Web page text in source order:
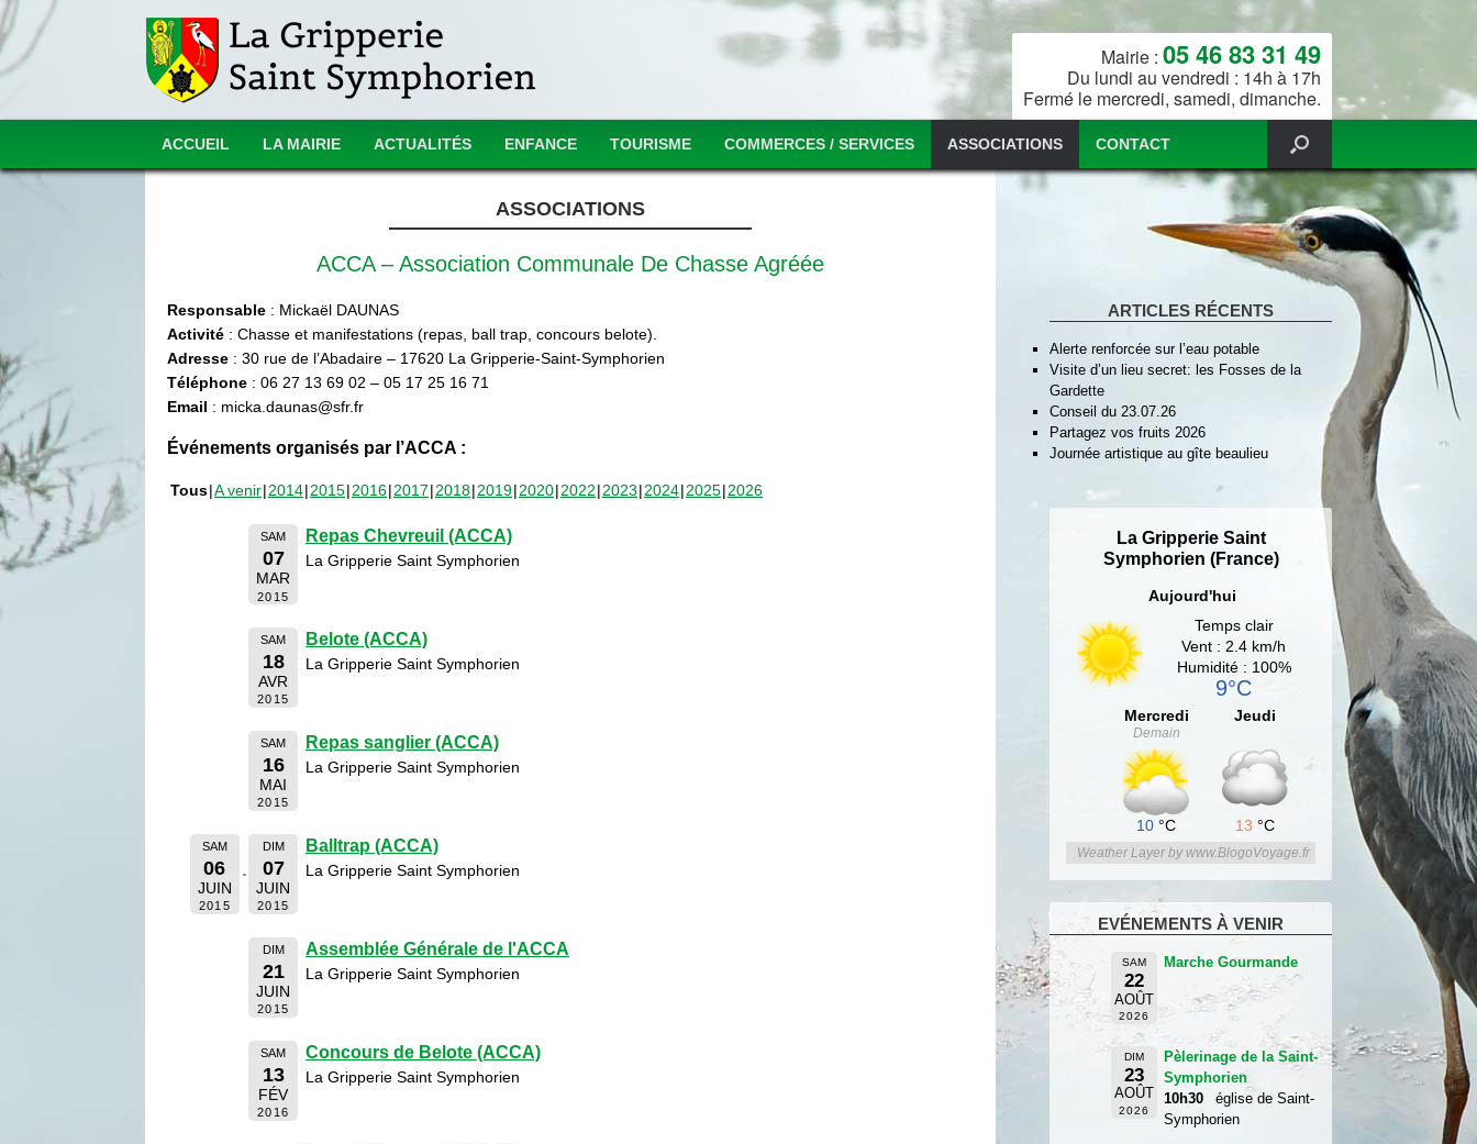
Mairie : 05 46 83 31 49
Du lundi au vendredi : 14h à 17h
Fermé le mercredi, samedi, dimanche.
ACCUEIL LA MAIRIE ACTUALITÉS ENFANCE TOURISME COMMERCES / SERVICES ASSOCIATIONS CONTACT
ASSOCIATIONS
ACCA – Association Communale De Chasse Agréée
Responsable : Mickaël DAUNAS
Activité : Chasse et manifestations (repas, ball trap, concours belote).
Adresse : 30 rue de l’Abadaire – 17620 La Gripperie-Saint-Symphorien
Téléphone : 06 27 13 69 02 – 05 17 25 16 71
Email : micka.daunas@sfr.fr
Événements organisés par l’ACCA :
Tous A venir 2014 2015 2016 2017 2018 2019 2020 2022 2023 2024 2025 2026
SAM
07
MAR
2015
Repas Chevreuil (ACCA)
La Gripperie Saint Symphorien
SAM
18
AVR
2015
Belote (ACCA)
La Gripperie Saint Symphorien
SAM
16
MAI
2015
Repas sanglier (ACCA)
La Gripperie Saint Symphorien
SAM
06
JUIN
2015
DIM
07
JUIN
2015
Balltrap (ACCA)
La Gripperie Saint Symphorien
DIM
21
JUIN
2015
Assemblée Générale de l'ACCA
La Gripperie Saint Symphorien
SAM
13
FÉV
2016
Concours de Belote (ACCA)
La Gripperie Saint Symphorien
ARTICLES RÉCENTS
Alerte renforcée sur l’eau potable
Visite d’un lieu secret: les Fosses de la
Gardette
Conseil du 23.07.26
Partagez vos fruits 2026
Journée artistique au gîte beaulieu
La Gripperie Saint
Symphorien (France)
Aujourd'hui
Temps clair
Vent : 2.4 km/h
Humidité : 100%
9°C
Mercredi
Demain
10 °C
Jeudi
13 °C
Weather Layer by www.BlogoVoyage.fr
EVÉNEMENTS À VENIR
SAM
22
AOÛT
2026
Marche Gourmande
DIM
23
AOÛT
2026
Pèlerinage de la Saint-
Symphorien
10h30
église de Saint-
Symphorien